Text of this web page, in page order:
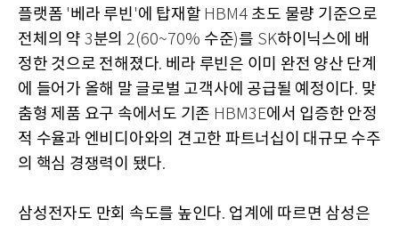
플랫폼 '베라 루빈'에 탑재할 HBM4 초도 물량 기준으로
전체의 약 3분의 2(60~70% 수준)를 SK하이닉스에 배
정한 것으로 전해졌다. 베라 루빈은 이미 완전 양산 단계
에 들어가 올해 말 글로벌 고객사에 공급될 예정이다. 맞
춤형 제품 요구 속에서도 기존 HBM3E에서 입증한 안정
적 수율과 엔비디아와의 견고한 파트너십이 대규모 수주
의 핵심 경쟁력이 됐다.
삼성전자도 만회 속도를 높인다. 업계에 따르면 삼성은